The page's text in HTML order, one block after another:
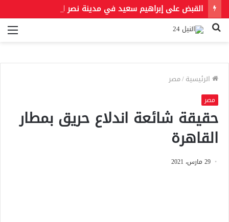
بحث
الرئيسية/مصر
مصر
حقيقة شائعة اندلاع حريق بمطار
القاهرة
29 مارس، 2021